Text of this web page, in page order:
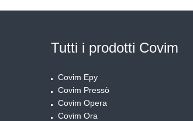
Tutti i prodotti Covim
Covim Epy
Covim Pressò
Covim Opera
Covim Ora